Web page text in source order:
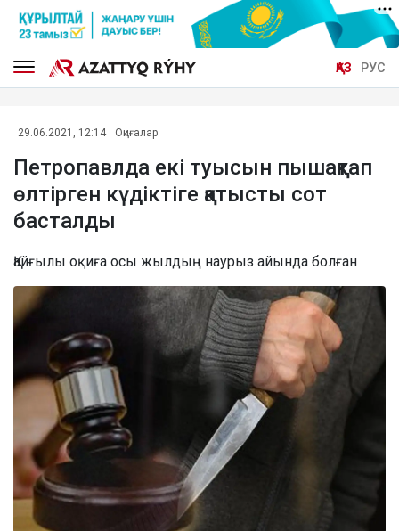
ҚАЗ РУС
29.06.2021, 12:14 Оқиғалар
Петропавлда екі туысын пышақтап
өлтірген күдіктіге қатысты сот
басталды
Қайғылы оқиға осы жылдың наурыз айында болған